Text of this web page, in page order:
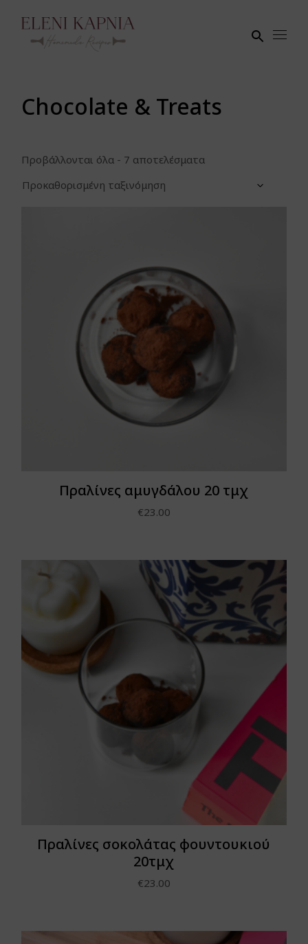
Chocolate & Treats
Προβάλλονται όλα - 7 αποτελέσματα
Προκαθορισμένη ταξινόμηση
Πραλίνες αμυγδάλου 20 τμχ
€23.00
Πραλίνες σοκολάτας φουντουκιού
20τμχ
€23.00